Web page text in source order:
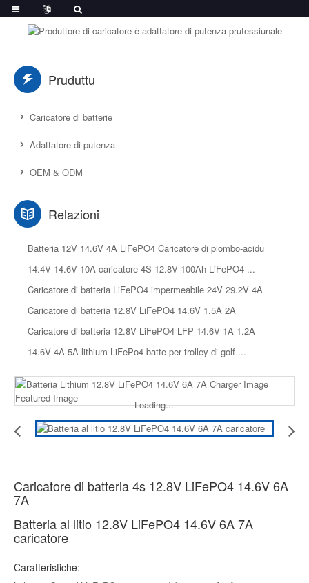
Pruduttu
Caricatore di batterie
Adattatore di putenza
OEM & ODM
Relazioni
Batteria 12V 14.6V 4A LiFePO4 Caricatore di piombo-acidu
14.4V 14.6V 10A caricatore 4S 12.8V 100Ah LiFePO4 ...
Caricatore di batteria LiFePO4 impermeabile 24V 29.2V 4A
Caricatore di batteria 12.8V LiFePO4 14.6V 1.5A 2A
Caricatore di batteria 12.8V LiFePO4 LFP 14.6V 1A 1.2A
14.6V 4A 5A lithium LiFePo4 batte per trolley di golf ...
Loading...
Caricatore di batteria 4s 12.8V LiFePO4 14.6V 6A
7A
Batteria al litio 12.8V LiFePO4 14.6V 6A 7A
caricatore
Caratteristiche: